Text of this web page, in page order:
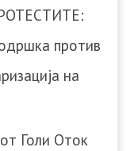
против
на
Голи Оток